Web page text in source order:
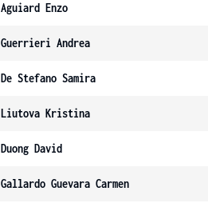
Aguiard Enzo
Guerrieri Andrea
De Stefano Samira
Liutova Kristina
Duong David
Gallardo Guevara Carmen